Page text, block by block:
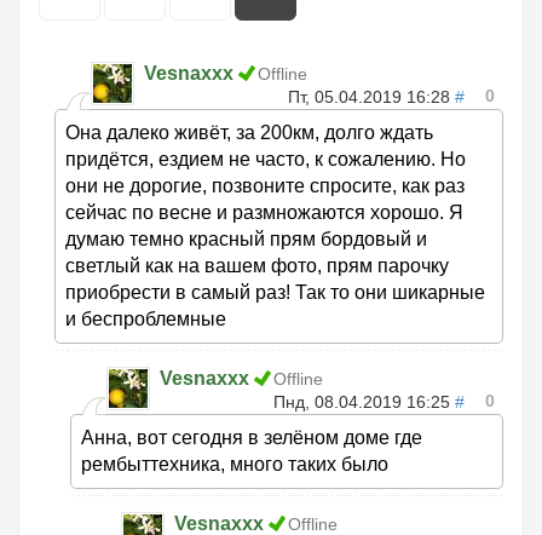
Vesnaxxx
Offline
Пт, 05.04.2019 16:28 # 0
Она далеко живёт, за 200км, долго ждать
придётся, ездием не часто, к сожалению. Но
они не дорогие, позвоните спросите, как раз
сейчас по весне и размножаются хорошо. Я
думаю темно красный прям бордовый и
светлый как на вашем фото, прям парочку
приобрести в самый раз! Так то они шикарные
и беспроблемные
Vesnaxxx
Offline
Пнд, 08.04.2019 16:25 # 0
Анна, вот сегодня в зелёном доме где
рембыттехника, много таких было
Vesnaxxx
Offline